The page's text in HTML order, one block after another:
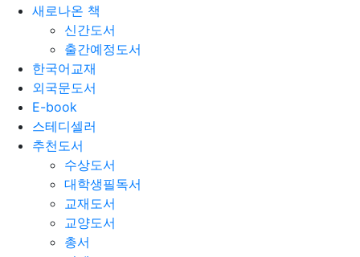
새로나온 책
신간도서
출간예정도서
한국어교재
외국문도서
E-book
스테디셀러
추천도서
수상도서
대학생필독서
교재도서
교양도서
총서